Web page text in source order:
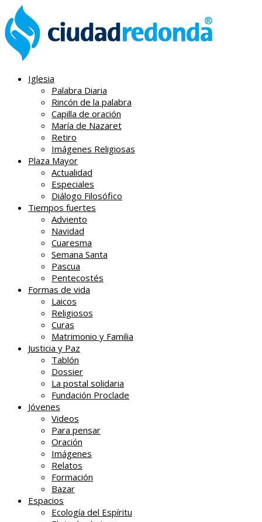
Iglesia
Palabra Diaria
Rincón de la palabra
Capilla de oración
María de Nazaret
Retiro
Imágenes Religiosas
Plaza Mayor
Actualidad
Especiales
Diálogo Filosófico
Tiempos fuertes
Adviento
Navidad
Cuaresma
Semana Santa
Pascua
Pentecostés
Formas de vida
Laicos
Religiosos
Curas
Matrimonio y Familia
Justicia y Paz
Tablón
Dossier
La postal solidaria
Fundación Proclade
Jóvenes
Videos
Para pensar
Oración
Imágenes
Relatos
Formación
Bazar
Espacios
Ecología del Espíritu